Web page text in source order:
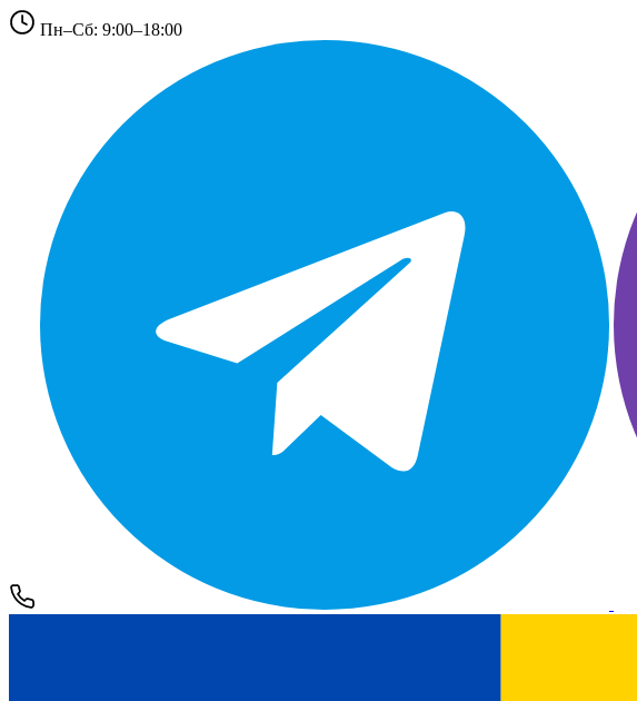
Пн–Сб: 9:00–18:00